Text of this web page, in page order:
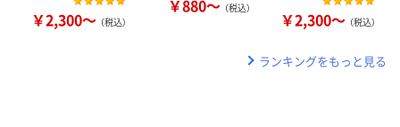
￥2,300～ （税込）
￥880～ （税込）
￥2,300～ （税込）
ランキングをもっと見る